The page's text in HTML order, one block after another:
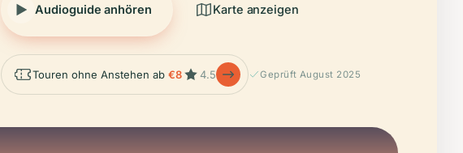
Audioguide anhören Karte anzeigen
Touren ohne Anstehen ab€8 4.5 Geprüft August 2025